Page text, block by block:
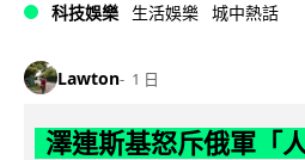
科技娛樂 生活娛樂 城中熱話
Lawton 1 日
澤連斯基怒斥俄軍「